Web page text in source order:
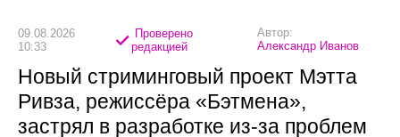
09.08.2026
10:33
Проверено
редакцией
Автор:
Александр Иванов
Новый стриминговый проект Мэтта
Ривза, режиссёра «Бэтмена»,
застрял в разработке из-за проблем